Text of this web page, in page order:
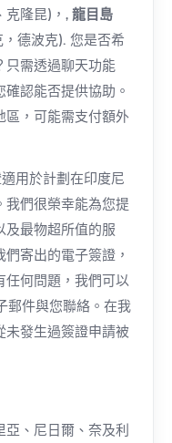
克隆昆)，,龍目島
德波克). 您是否希
只需透過聊天功能
確認能否提供協助。
區，可能需支付額外
用於計劃在印度尼
我們很榮幸能為您提
及最物超所值的服
寄出的電子簽證，
任何問題，我們可以
郵件與您聯絡。在我
未發生過簽證申請被
、尼日爾、奈及利